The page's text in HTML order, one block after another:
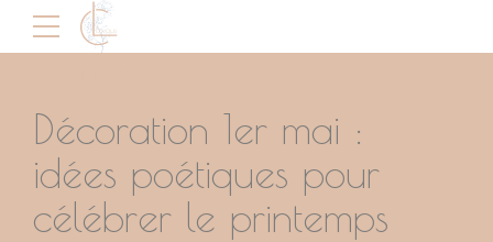
Décoration 1er mai :
idées poétiques pour
célébrer le printemps